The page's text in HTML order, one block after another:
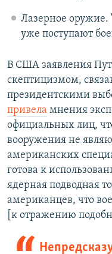
Лазерное оружие.
уже поступают
В США заявления
скептицизмом,
президентскими
привела мнения
официальных лиц,
вооружения не
американских
готова к
ядерная подводная
американцев, что
[к отражению